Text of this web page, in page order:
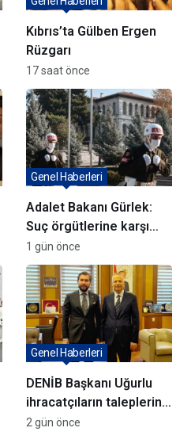
Kıbrıs’ta Gülben Ergen
Rüzgarı
17 saat önce
Adalet Bakanı Gürlek:
Suç örgütlerine karşı
kararlıyız
Genel Haberleri
1 gün önce
DENİB Başkanı Uğurlu
ihracatçıların taleplerini
Bakan Yardımcısı Ağar’a
Genel Haberleri
2 gün önce